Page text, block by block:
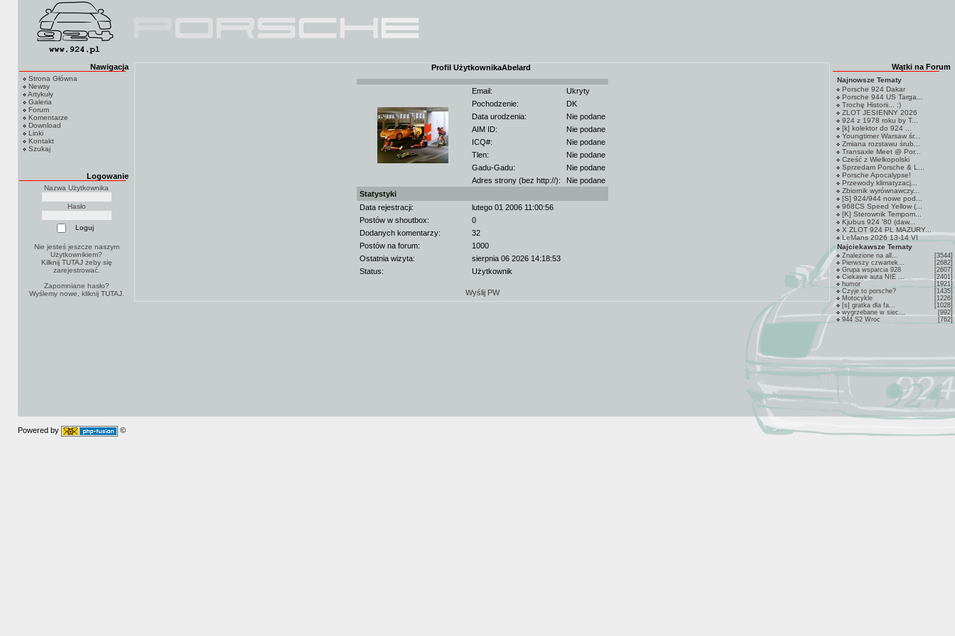
Nawigacja
Strona Główna
Newsy
Artykuły
Galeria
Forum
Komentarze
Download
Linki
Kontakt
Szukaj
Logowanie
Nazwa Użytkownika
Hasło
Nie jesteś jeszcze naszym
Użytkownikiem?
Kilknij TUTAJżeby się
zarejestrować.
Zapomniane hasło?
Wyślemy nowe, kliknij TUTAJ.
Profil UżytkownikaAbelard
Email:
Ukryty
Pochodzenie:
DK
Data urodzenia:
Nie podane
AIM ID:
Nie podane
ICQ#:
Nie podane
Tlen:
Nie podane
Gadu-Gadu:
Nie podane
Adres strony (bez http://):
Nie podane
Statystyki
Data rejestracji:
lutego 01 2006 11:00:56
Postów w shoutbox:
0
Dodanych komentarzy:
32
Postów na forum:
1000
Ostatnia wizyta:
sierpnia 06 2026 14:18:53
Status:
Użytkownik
Wyślij PW
Wątki na Forum
Najnowsze Tematy
Porsche 924 Dakar
Porsche 944 US Targa...
Trochę Historii... :)
ZLOT JESIENNY 2026
924 z 1978 roku by T...
[k] kolektor do 924 ...
Youngtimer Warsaw śr...
Zmiana rozstawu śrub...
Transaxle Meet @ Por...
Cześć z Wielkopolski
Sprzedam Porsche & L...
Porsche Apocalypse!
Przewody klimatyzacj...
Zbiornik wyrównawczy...
[S] 924/944 nowe pod...
968CS Speed Yellow (...
[K] Sterownik Tempom...
Kjubus 924 '80 (daw...
X ZLOT 924 PL MAZURY...
LeMans 2026 13-14 VI
Najciekawsze Tematy
Znalezione na all...
[3544]
Pierwszy czwartek...
[2682]
Grupa wsparcia 928
[2607]
Ciekawe auta NIE ...
[2401]
humor
[1921]
Czyje to porsche?
[1435]
Motocykle
[1226]
[s] gratka dla fa...
[1028]
wygrzebane w siec...
[992]
944 S2 Wroc
[762]
Powered by ©